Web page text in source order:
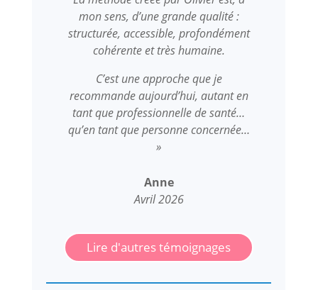
mon sens, d’une grande qualité :
structurée, accessible, profondément
cohérente et très humaine.
C’est une approche que je
recommande aujourd’hui, autant en
tant que professionnelle de santé…
qu’en tant que personne concernée…
»
Anne
Avril 2026
Lire d'autres témoignages